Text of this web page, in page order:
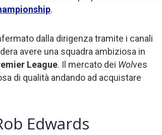
.
dalla dirigenza tramite i canali
avere una squadra ambiziosa in
League. Il mercato dei Wolves
di qualità andando ad acquistare
Edwards